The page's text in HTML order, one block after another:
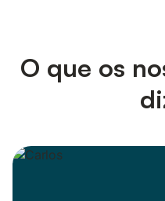
O que os